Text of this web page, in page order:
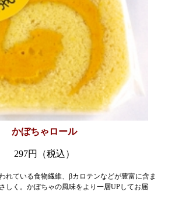
かぼちゃロール
297円（税込）
れている食物繊維、βカロテンなどが豊富に含ま
しく。かぼちゃの風味をより一層UPしてお届